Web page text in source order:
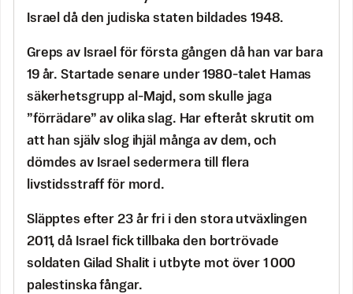
Israel då den judiska staten bildades 1948.
Greps av Israel för första gången då han var bara
19 år. Startade senare under 1980-talet Hamas
säkerhetsgrupp al-Majd, som skulle jaga
”förrädare” av olika slag. Har efteråt skrutit om
att han själv slog ihjäl många av dem, och
dömdes av Israel sedermera till flera
livstidsstraff för mord.
Släpptes efter 23 år fri i den stora utväxlingen
2011, då Israel fick tillbaka den bortrövade
soldaten Gilad Shalit i utbyte mot över 1 000
palestinska fångar.